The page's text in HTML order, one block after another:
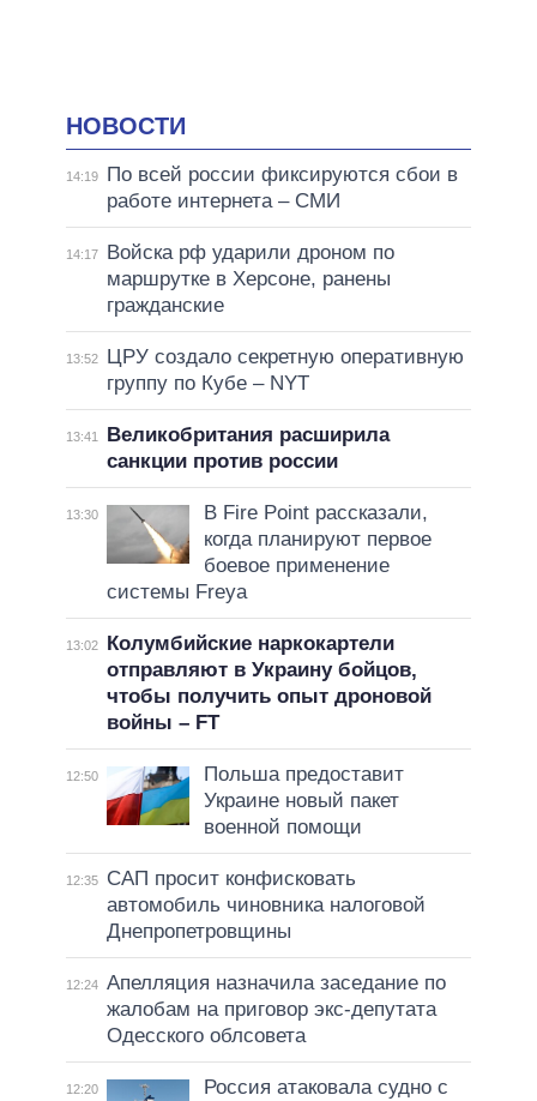
НОВОСТИ
14:19
По всей россии фиксируются сбои в
работе интернета – СМИ
14:17
Войска рф ударили дроном по
маршрутке в Херсоне, ранены
гражданские
13:52
ЦРУ создало секретную оперативную
группу по Кубе – NYT
13:41
Великобритания расширила
санкции против россии
13:30
В Fire Point рассказали,
когда планируют первое
боевое применение
системы Freya
13:02
Колумбийские наркокартели
отправляют в Украину бойцов,
чтобы получить опыт дроновой
войны – FT
12:50
Польша предоставит
Украине новый пакет
военной помощи
12:35
САП просит конфисковать
автомобиль чиновника налоговой
Днепропетровщины
12:24 Апелляция назначила заседание по
жалобам на приговор экс-депутата
Одесского облсовета
12:20
Россия атаковала судно с